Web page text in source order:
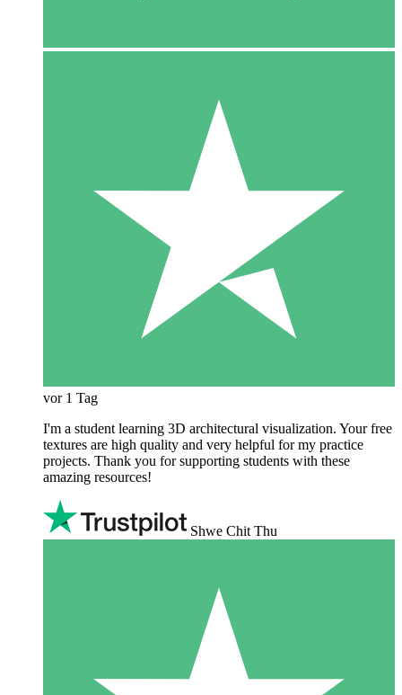
vor 1 Tag
I'm a student learning 3D architectural visualization. Your free
textures are high quality and very helpful for my practice
projects. Thank you for supporting students with these
amazing resources!
Shwe Chit Thu